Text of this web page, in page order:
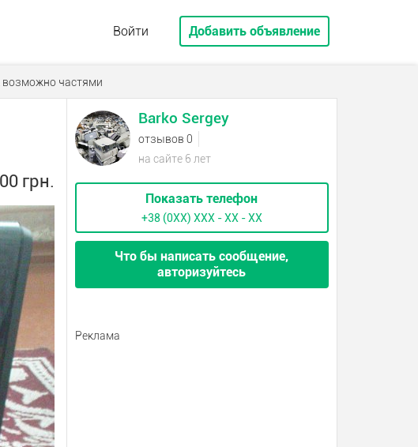
Войти Добавить объявление
частями
грн.
Barko Sergey
отзывов 0
на сайте 6 лет
Показать телефон
+38 (0XX) ХХХ - ХХ - ХХ
Что бы написать сообщение,
авторизуйтесь
Реклама